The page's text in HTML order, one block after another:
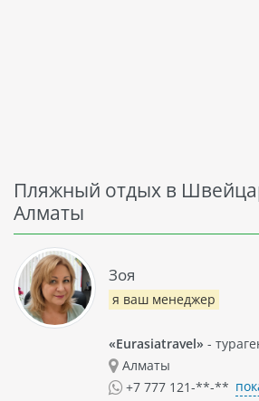
Пляжный отдых в
Алматы
Зоя
я ваш менеджер
«Eurasiatravel» -
Алматы
+7 777 121-**-**